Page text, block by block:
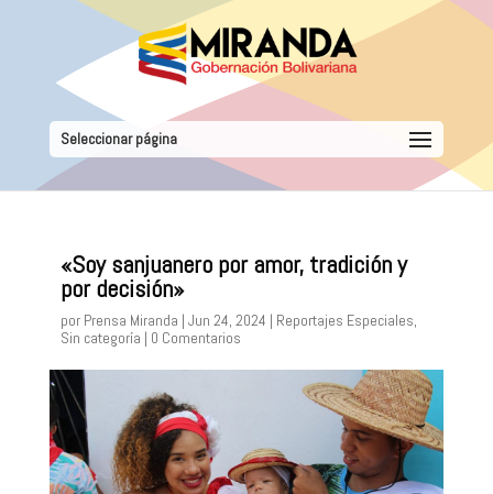
Seleccionar página
«Soy sanjuanero por amor, tradición y
por decisión»
por Prensa Miranda | Jun 24, 2024 | Reportajes Especiales,
Sin categoría | 0 Comentarios